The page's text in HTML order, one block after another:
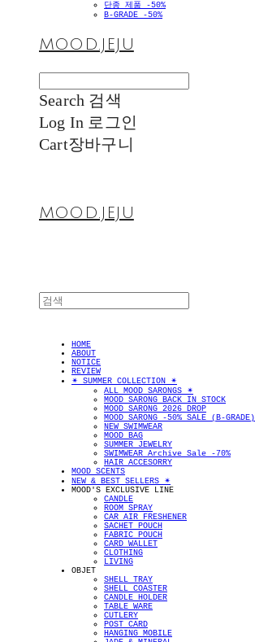
단종 제품 -50%
B-GRADE -50%
MOOD.JEJU
Search 검색
Log In 로그인
Cart장바구니
MOOD.JEJU
HOME
ABOUT
NOTICE
REVIEW
✴︎ SUMMER COLLECTION ✴︎
ALL MOOD SARONGS ✴︎
MOOD SARONG BACK IN STOCK
MOOD SARONG 2026 DROP
MOOD SARONG -50% SALE (B-GRADE)
NEW SWIMWEAR
MOOD BAG
SUMMER JEWELRY
SWIMWEAR Archive Sale -70%
HAIR ACCESORRY
MOOD SCENTS
NEW & BEST SELLERS ✴︎
MOOD'S EXCLUSIVE LINE
CANDLE
ROOM SPRAY
CAR AIR FRESHENER
SACHET POUCH
FABRIC POUCH
CARD WALLET
CLOTHING
LIVING
OBJET
SHELL TRAY
SHELL COASTER
CANDLE HOLDER
TABLE WARE
CUTLERY
POST CARD
HANGING MOBILE